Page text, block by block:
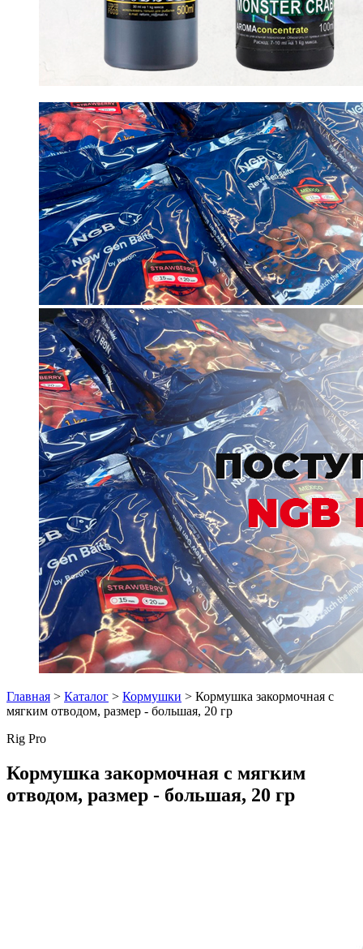
Главная > Каталог > Кормушки > Кормушка закормочная с
мягким отводом, размер - большая, 20 гр
Rig Pro
Кормушка закормочная с мягким
отводом, размер - большая, 20 гр